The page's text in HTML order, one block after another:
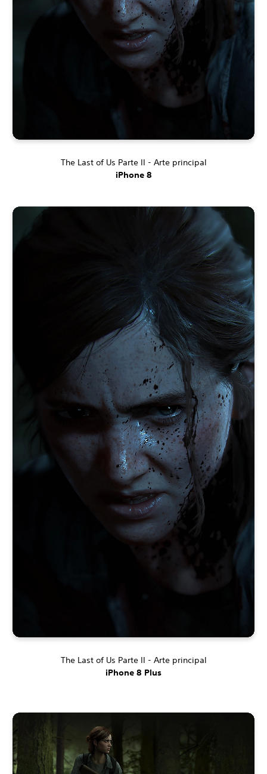
The Last of Us Parte II - Arte principal
iPhone 8
The Last of Us Parte II - Arte principal
iPhone 8 Plus